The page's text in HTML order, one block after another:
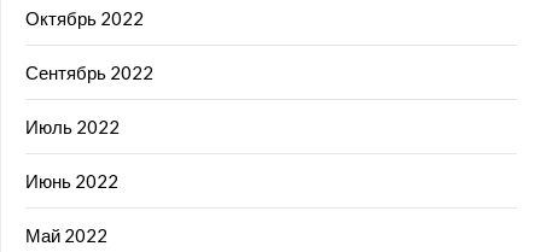
Октябрь 2022
Сентябрь 2022
Июль 2022
Июнь 2022
Май 2022